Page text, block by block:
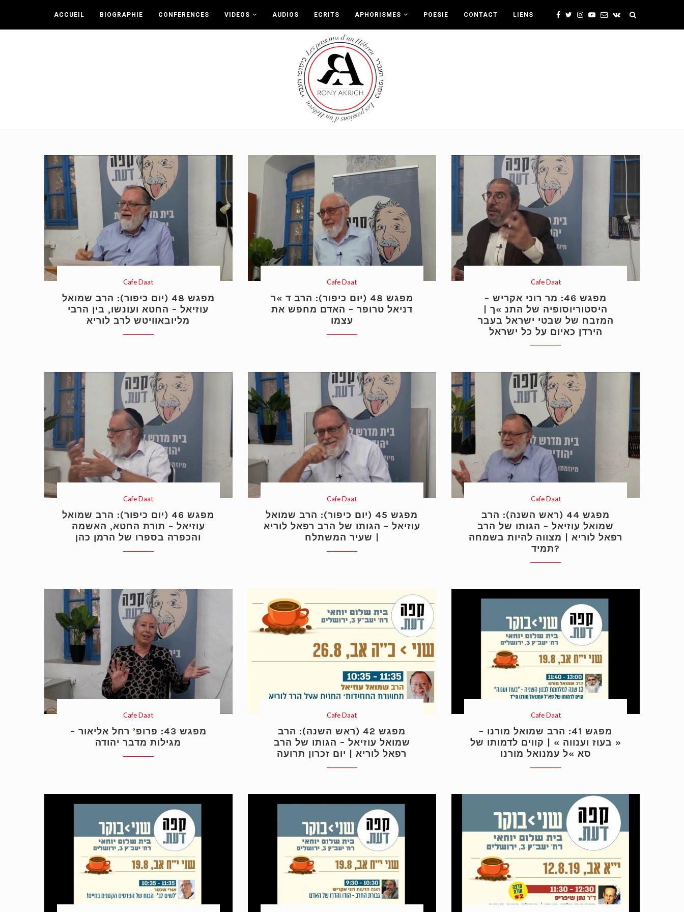
ACCUEIL BIOGRAPHIE CONFERENCES VIDEOS AUDIOS ECRITS APHORISMES POESIE CONTACT LIENS
Cafe Daat
מפגש 48 (יום כיפור): הרב שמואל
עוזיאל – החטא ועונשו, בין הרבי
מליובאוויטש לרב לוריא
Cafe Daat
מפגש 48 (יום כיפור): הרב ד »ר
דניאל טרופר – האדם מחפש את
עצמו
Cafe Daat
מפגש 46: מר רוני אקריש –
היסטוריוסופיה של התנ »ך |
המזבח של שבטי ישראל בעבר
הירדן כאיום על כל ישראל
Cafe Daat
מפגש 46 (יום כיפור): הרב שמואל
עוזיאל – תורת החטא, האשמה
והכפרה בספרו של הרמן כהן
Cafe Daat
מפגש 45 (יום כיפור): הרב שמואל
עוזיאל – הגותו של הרב רפאל לוריא
| שעיר המשתלח
Cafe Daat
מפגש 44 (ראש השנה): הרב
שמואל עוזיאל – הגותו של הרב
רפאל לוריא | מצווה להיות בשמחה
תמיד?
Cafe Daat
מפגש 43: פרופ’ רחל אליאור –
מגילות מדבר יהודה
Cafe Daat
מפגש 42 (ראש השנה): הרב
שמואל עוזיאל – הגותו של הרב
רפאל לוריא | יום זכרון תרועה
Cafe Daat
מפגש 41: הרב שמואל מורנו –
« בעוז וענווה » | קווים לדמותו של
סא »ל עמנואל מורנו